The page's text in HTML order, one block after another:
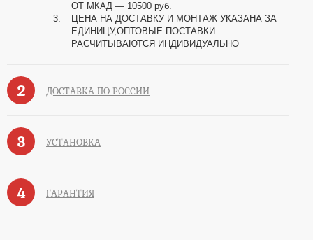
ОТ МКАД — 10500 руб.
ЦЕНА НА ДОСТАВКУ И МОНТАЖ УКАЗАНА ЗА
ЕДИНИЦУ,ОПТОВЫЕ ПОСТАВКИ
РАСЧИТЫВАЮТСЯ ИНДИВИДУАЛЬНО
2 ДОСТАВКА ПО РОССИИ
3 УСТАНОВКА
4 ГАРАНТИЯ